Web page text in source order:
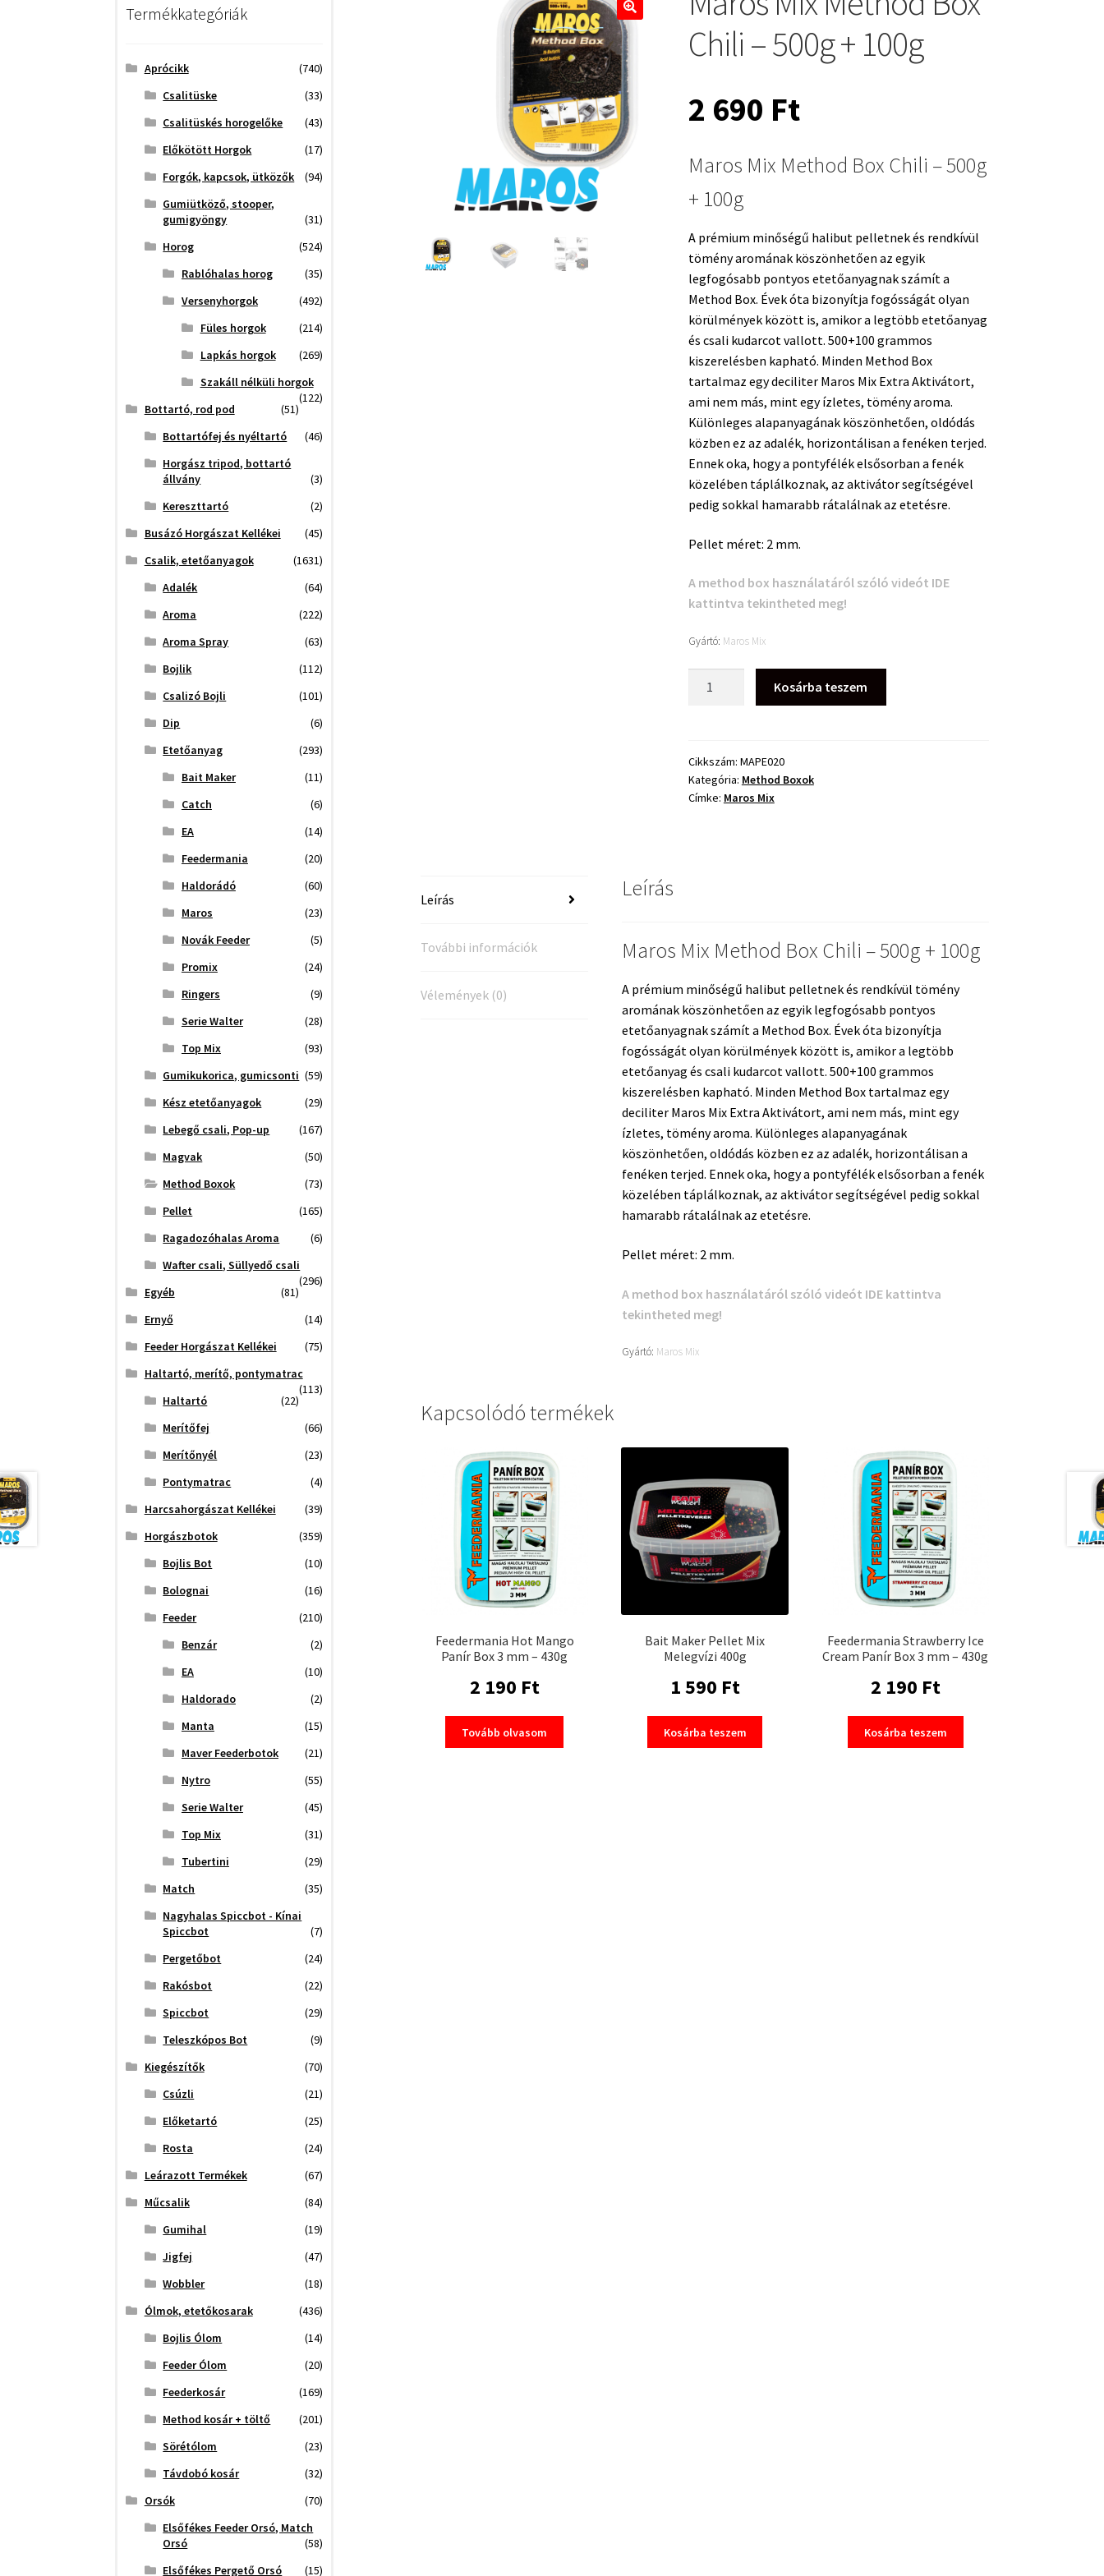
🔍
Chili – 500g + 100g
2 690 Ft
Maros Mix Method Box Chili – 500g
+ 100g
A prémium minőségű halibut pelletnek és rendkívül
tömény aromának köszönhetően az egyik
legfogósabb pontyos etetőanyagnak számít a
Method Box. Évek óta bizonyítja fogósságát olyan
körülmények között is, amikor a legtöbb etetőanyag
és csali kudarcot vallott. 500+100 grammos
kiszerelésben kapható. Minden Method Box
tartalmaz egy deciliter Maros Mix Extra Aktivátort,
ami nem más, mint egy ízletes, tömény aroma.
Különleges alapanyagának köszönhetően, oldódás
közben ez az adalék, horizontálisan a fenéken terjed.
Ennek oka, hogy a pontyfélék elsősorban a fenék
közelében táplálkoznak, az aktivátor segítségével
pedig sokkal hamarabb rátalálnak az etetésre.
Pellet méret: 2 mm.
A method box használatáról szóló videót IDE
kattintva tekintheted meg!
Gyártó: Maros Mix
Chili
-
500g
Kosárba teszem
Cikkszám: MAPE020
Kategória: Method Boxok
Címke: Maros Mix
Leírás
További információk
Vélemények (0)
Leírás
Maros Mix Method Box Chili – 500g + 100g
A prémium minőségű halibut pelletnek és rendkívül tömény
aromának köszönhetően az egyik legfogósabb pontyos
etetőanyagnak számít a Method Box. Évek óta bizonyítja
fogósságát olyan körülmények között is, amikor a legtöbb
etetőanyag és csali kudarcot vallott. 500+100 grammos
kiszerelésben kapható. Minden Method Box tartalmaz egy
deciliter Maros Mix Extra Aktivátort, ami nem más, mint egy
ízletes, tömény aroma. Különleges alapanyagának
köszönhetően, oldódás közben ez az adalék, horizontálisan a
fenéken terjed. Ennek oka, hogy a pontyfélék elsősorban a fenék
közelében táplálkoznak, az aktivátor segítségével pedig sokkal
hamarabb rátalálnak az etetésre.
Pellet méret: 2 mm.
A method box használatáról szóló videót IDE kattintva
tekintheted meg!
Gyártó: Maros Mix
Kapcsolódó termékek
Feedermania Hot Mango
Panír Box 3 mm – 430g
2 190 Ft
Tovább olvasom
Bait Maker Pellet Mix
Melegvízi 400g
1 590 Ft
Kosárba teszem
Feedermania Strawberry Ice
Cream Panír Box 3 mm – 430g
2 190 Ft
Kosárba teszem
Termékkategóriák
Aprócikk
(740)
Csalitüske
(33)
Csalitüskés horogelőke
(43)
Előkötött Horgok
(17)
Forgók, kapcsok, ütközők
(94)
Gumiütköző, stooper,
gumigyöngy
(31)
Horog
(524)
Rablóhalas horog
(35)
Versenyhorgok
(492)
Füles horgok
(214)
Lapkás horgok
(269)
Szakáll nélküli horgok
(122)
Bottartó, rod pod
(51)
Bottartófej és nyéltartó
(46)
Horgász tripod, bottartó
állvány
(3)
Kereszttartó
(2)
Busázó Horgászat Kellékei
(45)
Csalik, etetőanyagok
(1631)
Adalék
(64)
Aroma
(222)
Aroma Spray
(63)
Bojlik
(112)
Csalizó Bojli
(101)
Dip
(6)
Etetőanyag
(293)
Bait Maker
(11)
Catch
(6)
EA
(14)
Feedermania
(20)
Haldorádó
(60)
Maros
(23)
Novák Feeder
(5)
Promix
(24)
Ringers
(9)
Serie Walter
(28)
Top Mix
(93)
Gumikukorica, gumicsonti (59)
Kész etetőanyagok
(29)
Lebegő csali, Pop-up
(167)
Magvak
(50)
Method Boxok
(73)
Pellet
(165)
Ragadozóhalas Aroma
(6)
Wafter csali, Süllyedő csali
(296)
Egyéb
(81)
Ernyő
(14)
Feeder Horgászat Kellékei
(75)
Haltartó, merítő, pontymatrac
(113)
Haltartó
(22)
Merítőfej
(66)
Merítőnyél
(23)
Pontymatrac
(4)
Harcsahorgászat Kellékei
(39)
Horgászbotok
(359)
Bojlis Bot
(10)
Bolognai
(16)
Feeder
(210)
Benzár
(2)
EA
(10)
Haldorado
(2)
Manta
(15)
Maver Feederbotok
(21)
Nytro
(55)
Serie Walter
(45)
Top Mix
(31)
Tubertini
(29)
Match
(35)
Nagyhalas Spiccbot - Kínai
Spiccbot
(7)
Pergetőbot
(24)
Rakósbot
(22)
Spiccbot
(29)
Teleszkópos Bot
(9)
Kiegészítők
(70)
Csúzli
(21)
Előketartó
(25)
Rosta
(24)
Leárazott Termékek
(67)
Műcsalik
(84)
Gumihal
(19)
Jigfej
(47)
Wobbler
(18)
Ólmok, etetőkosarak
(436)
Bojlis Ólom
(14)
Feeder Ólom
(20)
Feederkosár
(169)
Method kosár + töltő
(201)
Sörétólom
(23)
Távdobó kosár
(32)
Orsók
(70)
Elsőfékes Feeder Orsó, Match
Orsó
(58)
Elsőfékes Pergető Orsó
(15)